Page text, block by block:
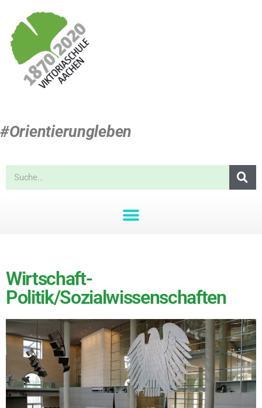
#Orientierungleben
Wirtschaft-
Politik/Sozialwissenschaften